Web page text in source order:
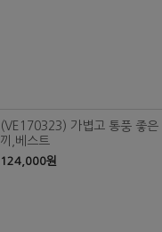
(VE170323) 가볍고 통풍 좋은
끼,베스트
124,000원